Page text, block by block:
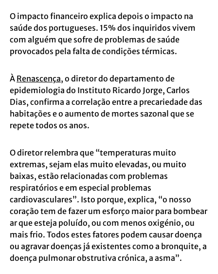
O impacto financeiro explica depois o impacto na
saúde dos portugueses. 15% dos inquiridos vivem
com alguém que sofre de problemas de saúde
provocados pela falta de condições térmicas.
À Renascença, o diretor do departamento de
epidemiologia do Instituto Ricardo Jorge, Carlos
Dias, confirma a correlação entre a precariedade das
habitações e o aumento de mortes sazonal que se
repete todos os anos.
O diretor relembra que “temperaturas muito
extremas, sejam elas muito elevadas, ou muito
baixas, estão relacionadas com problemas
respiratórios e em especial problemas
cardiovasculares”. Isto porque, explica, “o nosso
coração tem de fazer um esforço maior para bombear
ar que esteja poluído, ou com menos oxigénio, ou
mais frio. Todos estes fatores podem causar doença
ou agravar doenças já existentes como a bronquite, a
doença pulmonar obstrutiva crónica, a asma”.